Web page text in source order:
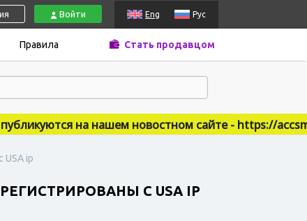
Войти Eng Рус
Правила Стать продавцом
на нашем новостном сайте - https://
ip
С USA IP